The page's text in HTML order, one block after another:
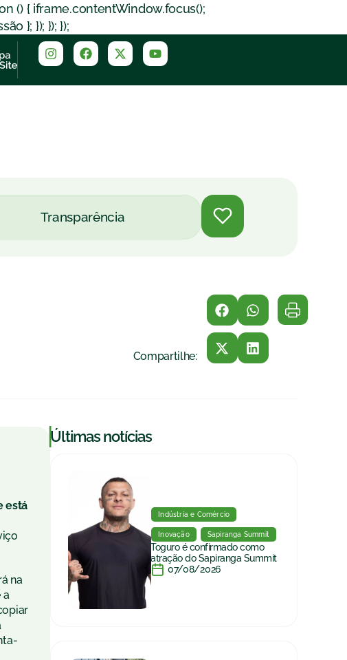
() { iframe.contentWindow.focus();
}; }); }); });
Transparência
Compartilhe:
está
na
a
|Últimas notícias
Indústria e Comércio
Inovação Sapiranga Summit
Toguro é confirmado como
atração do Sapiranga Summit
07/08/2026